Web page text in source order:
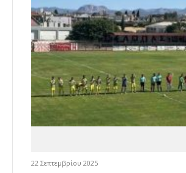
22 Σεπτεμβρίου 2025